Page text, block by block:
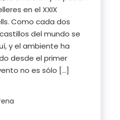
en el XXIX
Como cada dos
del mundo se
y el ambiente ha
desde el primer
no es sólo […]